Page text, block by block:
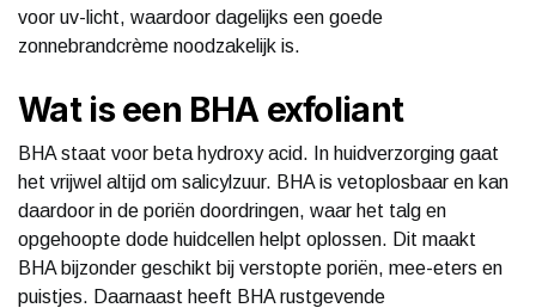
voor uv-licht, waardoor dagelijks een goede
zonnebrandcrème noodzakelijk is.
Wat is een BHA exfoliant
BHA staat voor beta hydroxy acid. In huidverzorging gaat
het vrijwel altijd om salicylzuur. BHA is vetoplosbaar en kan
daardoor in de poriën doordringen, waar het talg en
opgehoopte dode huidcellen helpt oplossen. Dit maakt
BHA bijzonder geschikt bij verstopte poriën, mee-eters en
puistjes. Daarnaast heeft BHA rustgevende